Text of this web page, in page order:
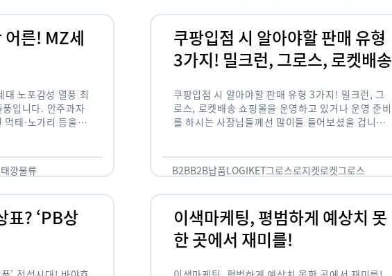
어른! MZ세
노포감성 열풍 최
입니다. 안주과자
먹태·노가리 등을
깡물류
쿠팡입점 시 알아야할 판매 유형
3가지! 밀크런, 그로스, 로켓배송
쿠팡입점 시 알아야할 판매 유형 3가지! 밀크런, 그
로스, 로켓배송 쇼핑몰을 운영하고 있거나 운영 준비
를 하시는 사장님들께선 많이들 들어보셨을 겁니다.
B2BB2B납품LOGIKET그로스로지켓로켓그로스
표? ‘PB상
이색마케팅, 평범하게 예상치 못
한 곳에서 재미를!